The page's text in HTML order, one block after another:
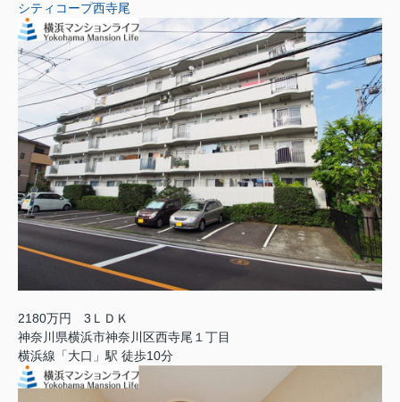
シティコープ西寺尾
2180万円 3ＬＤＫ
神奈川県横浜市神奈川区西寺尾１丁目
横浜線「大口」駅 徒歩10分